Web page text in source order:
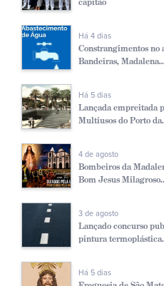
Há 4 dias
Constrangimentos no
Bandeiras,
Há 5 dias
Lançada empreitada
Multiusos do Porto
4 de agosto
Bombeiros da
Bom Jesus
3 de agosto
Lançado concurso
pintura
Há 5 dias